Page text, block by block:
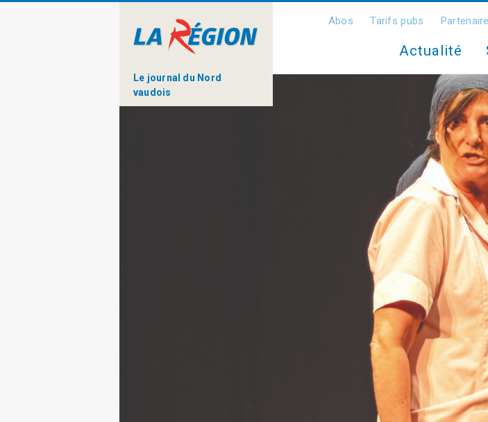
Le journal du Nord
vaudois
Abos Tarifs pubs
Actualité